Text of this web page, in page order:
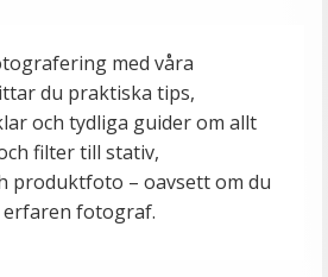
med våra
du praktiska tips,
och tydliga guider om allt
filter till stativ,
produktfoto – oavsett om du
fotograf.